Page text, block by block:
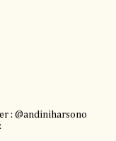
: @andiniharsono